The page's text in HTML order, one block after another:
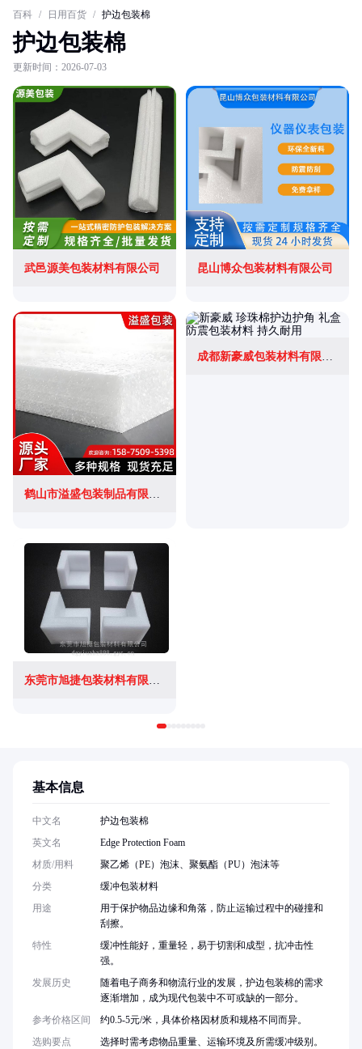
百科 / 日用百货 / 护边包装棉
护边包装棉
更新时间：2026-07-03
武邑源美包装材料有限公司 昆山博众包装材料有限公司
鹤山市溢盛包装制品有限公司
成都新豪威包装材料有限公司
东莞市旭捷包装材料有限公司
基本信息
中文名
护边包装棉
英文名
Edge Protection Foam
材质/用料
聚乙烯（PE）泡沫、聚氨酯（PU）泡沫等
分类
缓冲包装材料
用途
用于保护物品边缘和角落，防止运输过程中的碰撞和
刮擦。
特性
缓冲性能好，重量轻，易于切割和成型，抗冲击性
强。
发展历史
随着电子商务和物流行业的发展，护边包装棉的需求
逐渐增加，成为现代包装中不可或缺的一部分。
参考价格区间
约0.5-5元/米，具体价格因材质和规格不同而异。
选购要点
选择时需考虑物品重量、运输环境及所需缓冲级别。